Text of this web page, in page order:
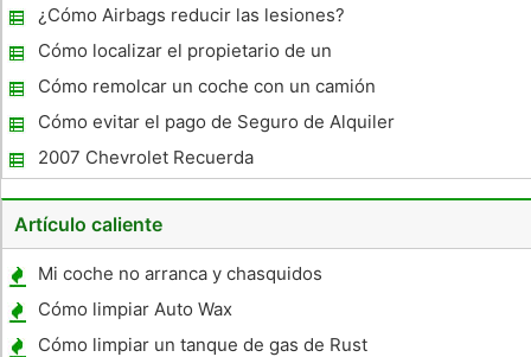
¿Cómo Airbags reducir las lesiones?
Cómo localizar el propietario de un
matrícula gratis
Cómo remolcar un coche con un camión
Cómo evitar el pago de Seguro de Alquiler
de carro
2007 Chevrolet Recuerda
Artículo caliente
Mi coche no arranca y chasquidos
Cómo limpiar Auto Wax
Cómo limpiar un tanque de gas de Rust